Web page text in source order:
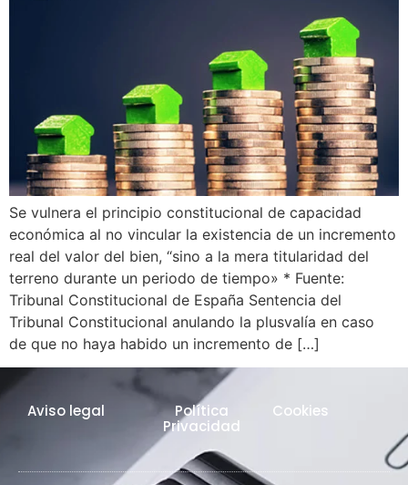
Se vulnera el principio constitucional de capacidad
económica al no vincular la existencia de un incremento
real del valor del bien, “sino a la mera titularidad del
terreno durante un periodo de tiempo» * Fuente:
Tribunal Constitucional de España Sentencia del
Tribunal Constitucional anulando la plusvalía en caso
de que no haya habido un incremento de […]
Aviso legal
Política
Privacidad
Cookies